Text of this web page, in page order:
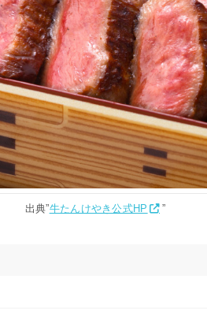
出典”牛たんけやき公式HP ”